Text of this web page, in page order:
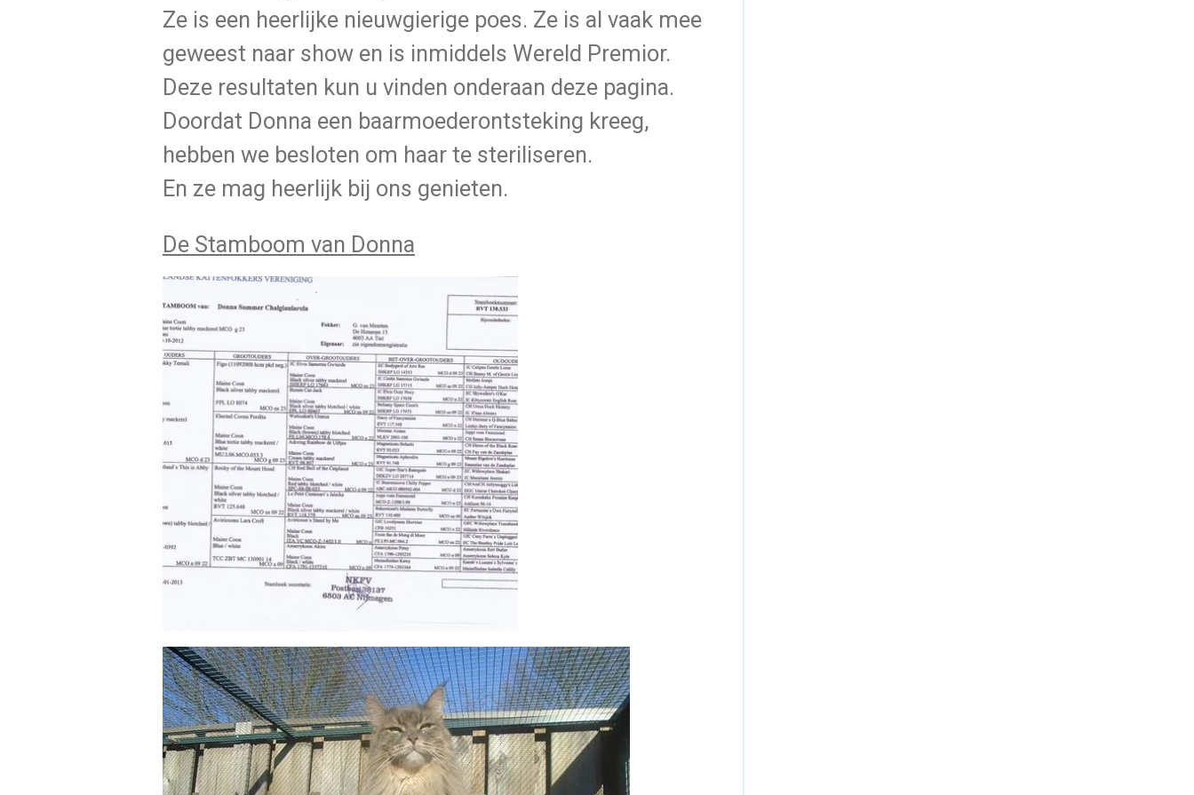
Ze is een heerlijke nieuwgierige poes. Ze is al vaak mee
geweest naar show en is inmiddels Wereld Premior.
Deze resultaten kun u vinden onderaan deze pagina.
Doordat Donna een baarmoederontsteking kreeg,
hebben we besloten om haar te steriliseren.
En ze mag heerlijk bij ons genieten.
De Stamboom van Donna